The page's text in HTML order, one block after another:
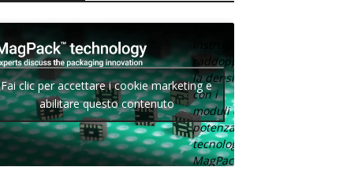
Texas
raddoppia
la densità
con i
moduli di
potenza con
tecnologia
MagPack.
Fai clic per accettare i cookie marketing e
abilitare questo contenuto